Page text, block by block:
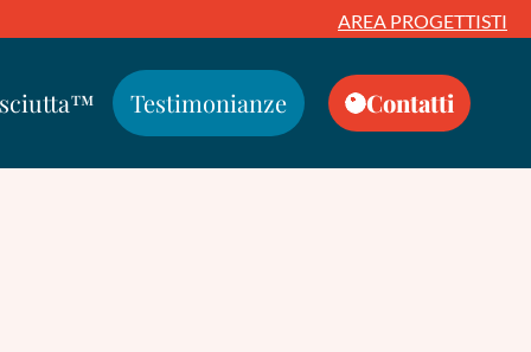
AREA PROGETTISTI
Testimonianze Contatti